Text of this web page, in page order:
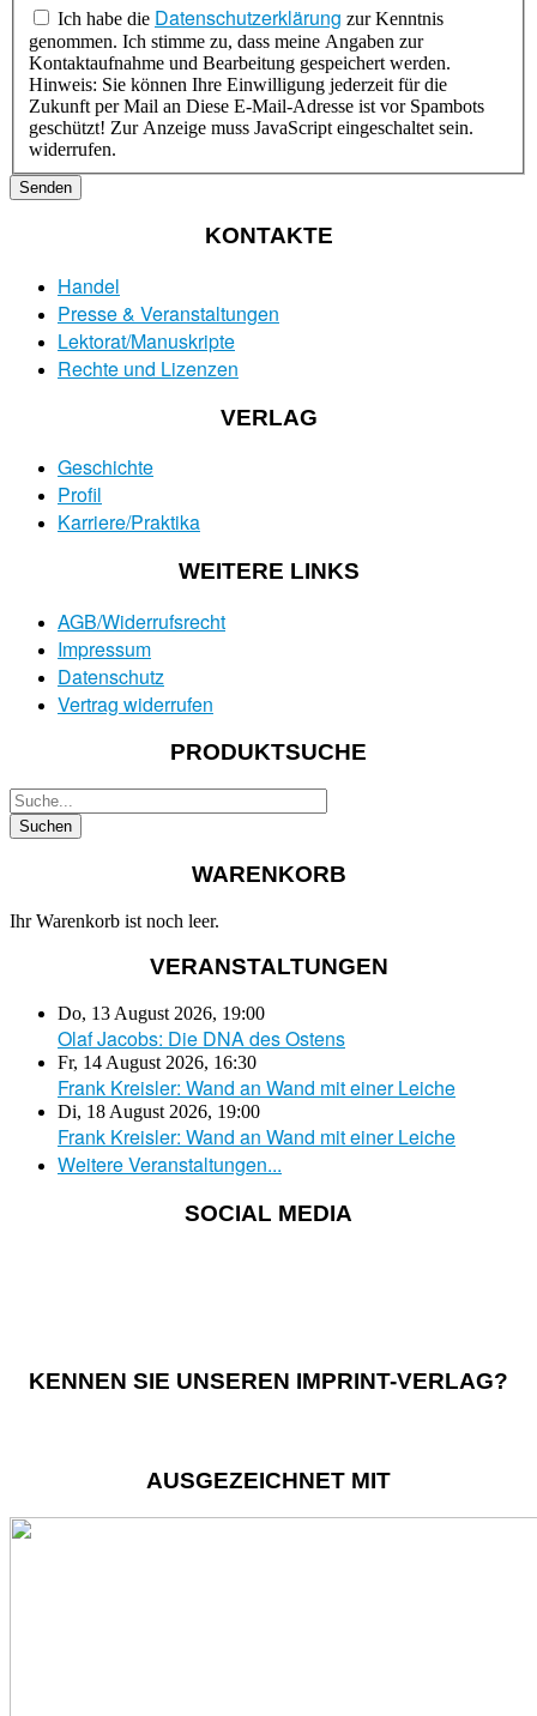
Ich habe die Datenschutzerklärung zur Kenntnis
genommen. Ich stimme zu, dass meine Angaben zur
Kontaktaufnahme und Bearbeitung gespeichert werden.
Hinweis: Sie können Ihre Einwilligung jederzeit für die
Zukunft per Mail an Diese E-Mail-Adresse ist vor Spambots
geschützt! Zur Anzeige muss JavaScript eingeschaltet sein.
widerrufen.
Senden
KONTAKTE
Handel
Presse & Veranstaltungen
Lektorat/Manuskripte
Rechte und Lizenzen
VERLAG
Geschichte
Profil
Karriere/Praktika
WEITERE LINKS
AGB/Widerrufsrecht
Impressum
Datenschutz
Vertrag widerrufen
PRODUKTSUCHE
WARENKORB
Ihr Warenkorb ist noch leer.
VERANSTALTUNGEN
Do, 13 August 2026, 19:00
Olaf Jacobs: Die DNA des Ostens
Fr, 14 August 2026, 16:30
Frank Kreisler: Wand an Wand mit einer Leiche
Di, 18 August 2026, 19:00
Frank Kreisler: Wand an Wand mit einer Leiche
Weitere Veranstaltungen...
SOCIAL MEDIA
KENNEN SIE UNSEREN IMPRINT-VERLAG?
AUSGEZEICHNET MIT